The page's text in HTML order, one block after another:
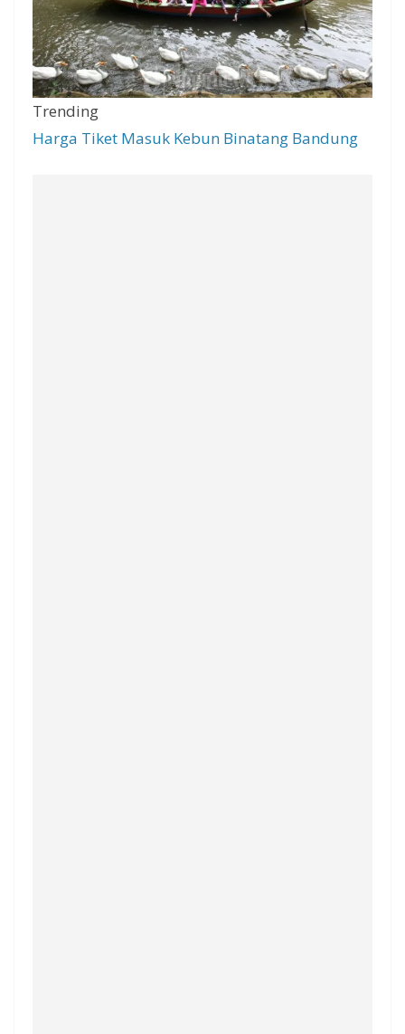
Trending
Harga Tiket Masuk Kebun Binatang Bandung